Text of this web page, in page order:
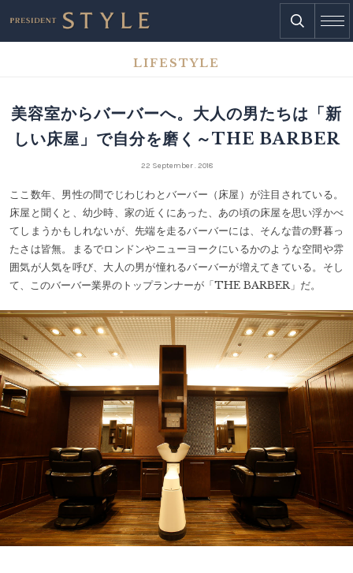
LIFESTYLE
美容室からバーバーへ。大人の男たちは「新
しい床屋」で自分を磨く～THE BARBER
22 September . 2018
ここ数年、男性の間でじわじわとバーバー（床屋）が注目されている。
床屋と聞くと、幼少時、家の近くにあった、あの頃の床屋を思い浮かべ
てしまうかもしれないが、先端を走るバーバーには、そんな昔の野暮っ
たさは皆無。まるでロンドンやニューヨークにいるかのような空間や雰
囲気が人気を呼び、大人の男が憧れるバーバーが増えてきている。そし
て、このバーバー業界のトップランナーが「THE BARBER」だ。